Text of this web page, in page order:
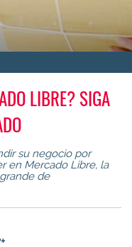
LIBRE? SIGA
su negocio por
en Mercado Libre, la
de